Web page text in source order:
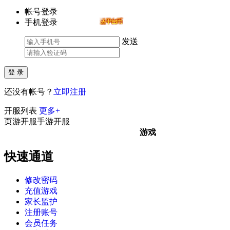
帐号登录
手机登录
发送
还没有帐号？ 立即注册
开服列表 更多+
页游开服手游开服
游戏
快速通道
修改密码
充值游戏
家长监护
注册账号
会员任务